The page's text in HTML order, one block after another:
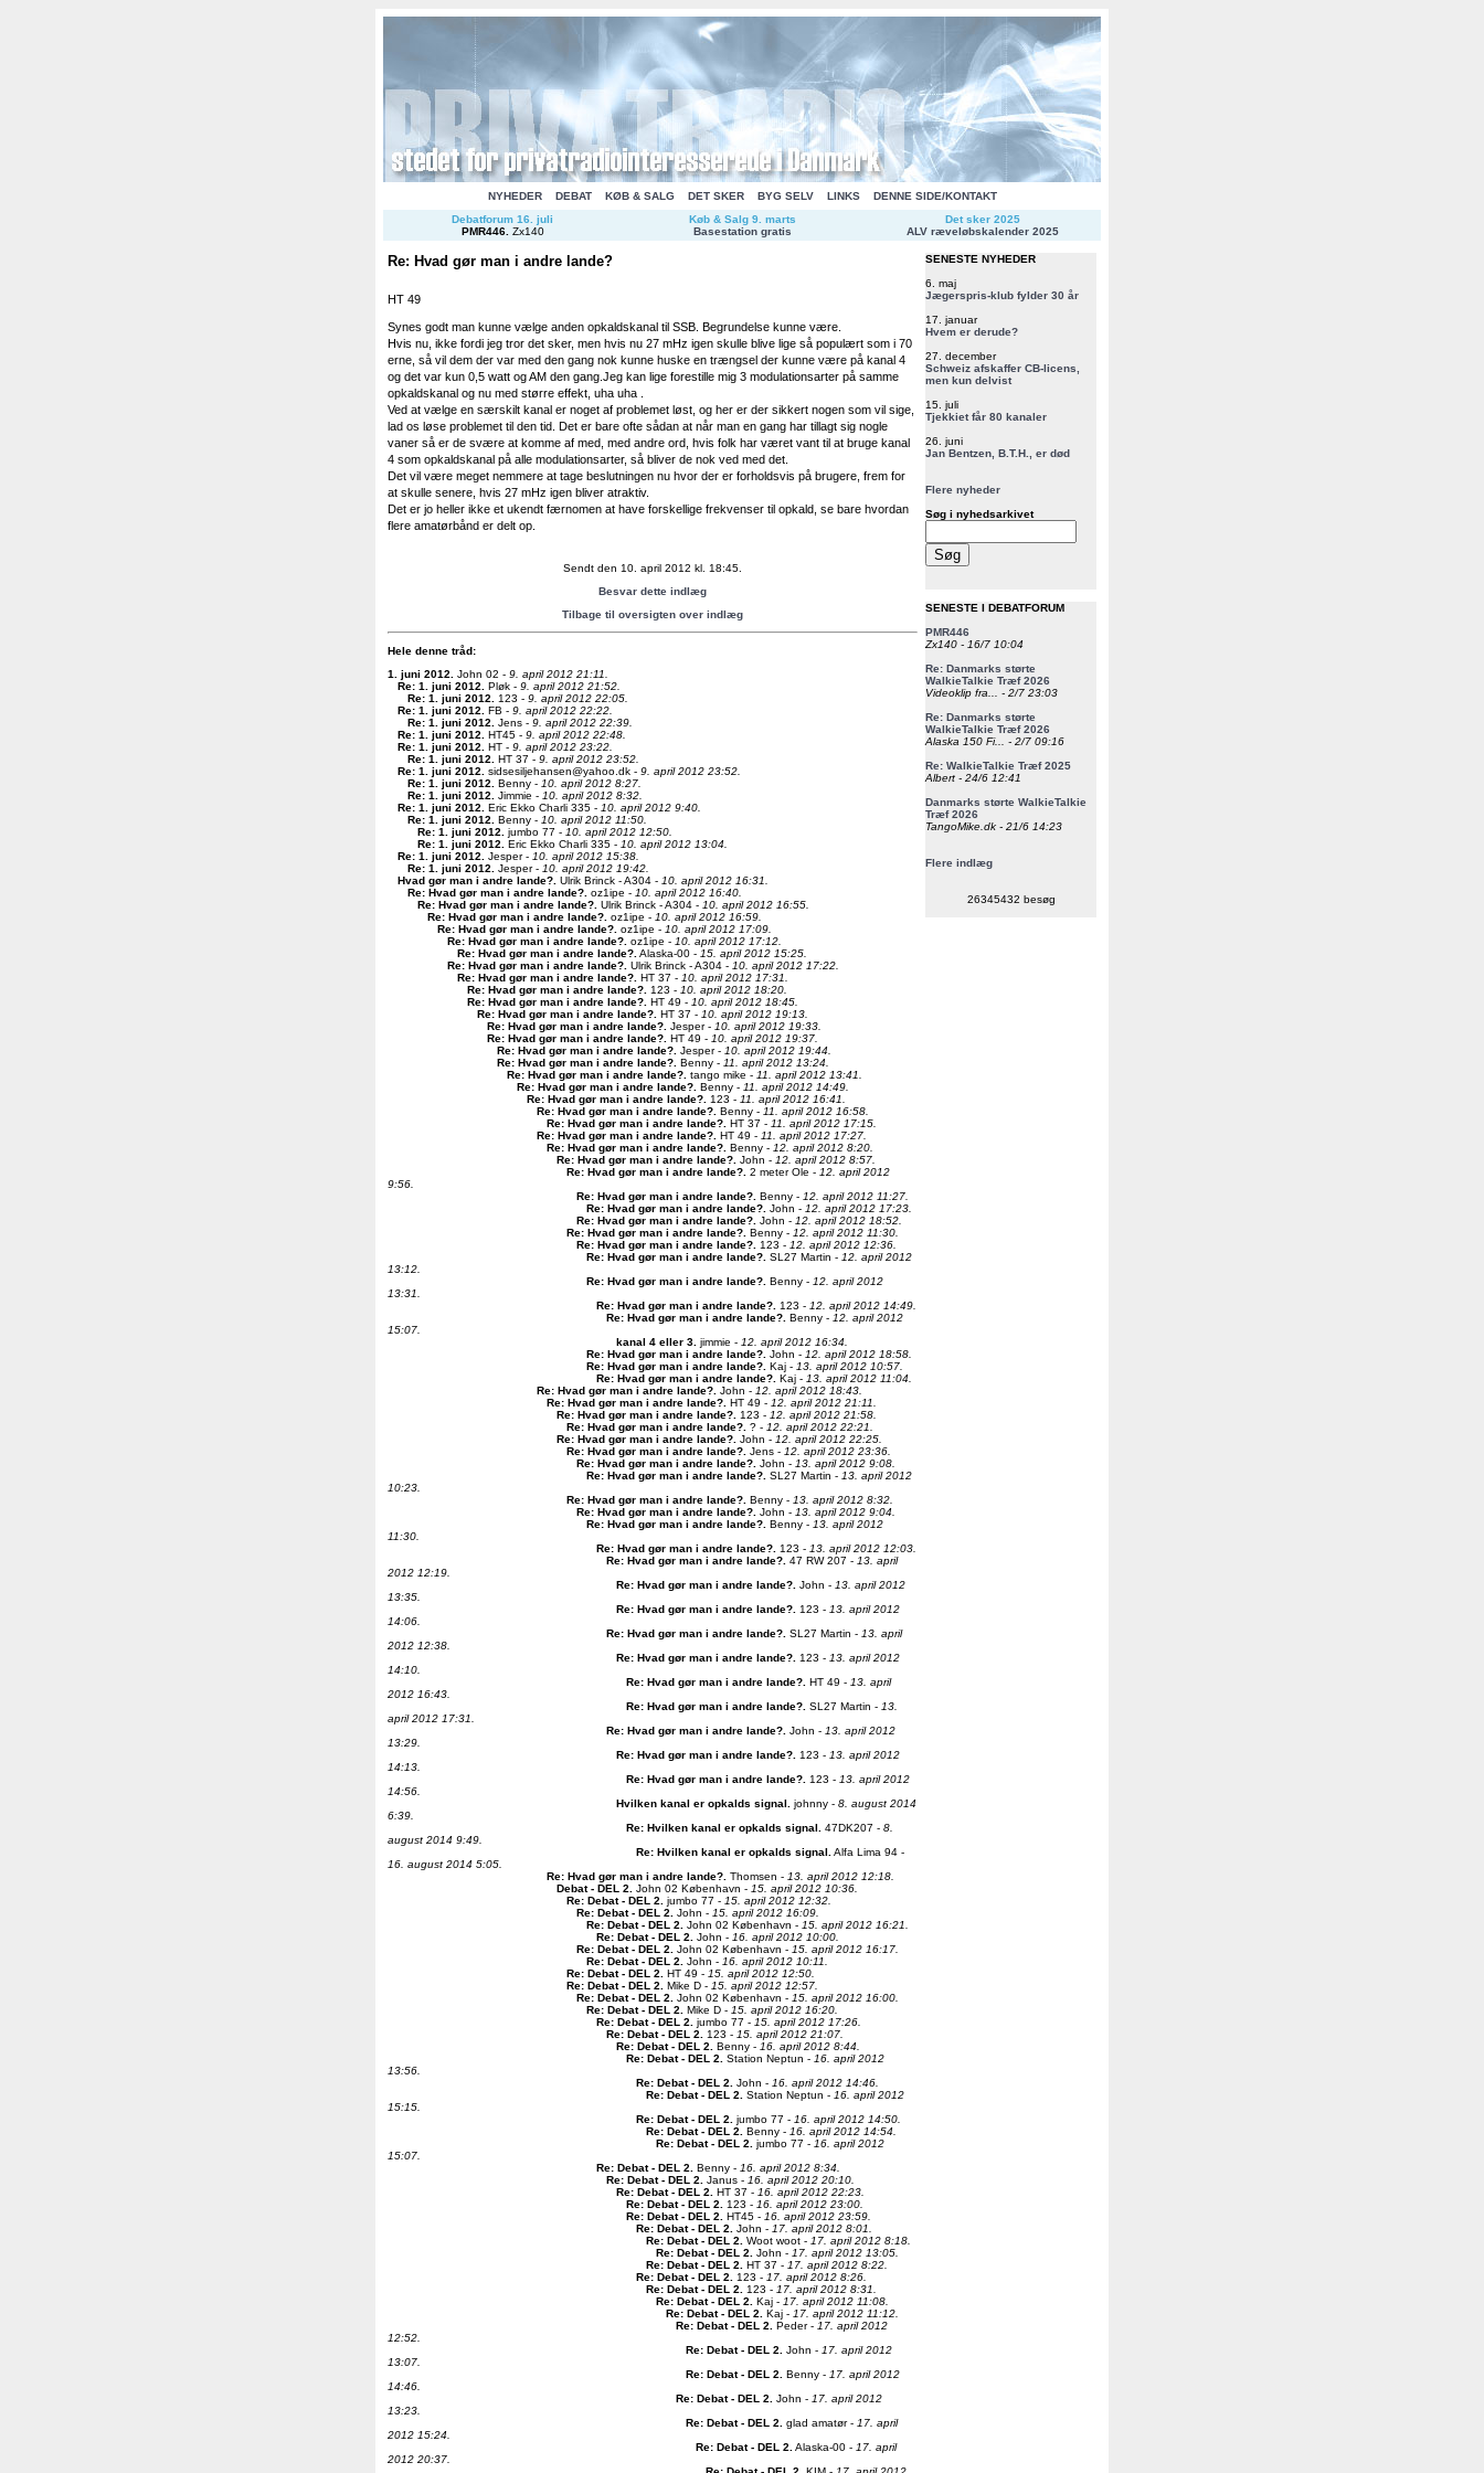
NYHEDER DEBAT KØB & SALG DET SKER BYG SELV LINKS
DENNE SIDE/KONTAKT
Debatforum 16. juli
PMR446. Zx140
Køb & Salg 9. marts
Basestation gratis
Det sker 2025
ALV ræveløbskalender 2025
Re: Hvad gør man i andre lande?
HT 49
Synes godt man kunne vælge anden opkaldskanal til SSB. Begrundelse kunne være.
Hvis nu, ikke fordi jeg tror det sker, men hvis nu 27 mHz igen skulle blive lige så populært som i 70
erne, så vil dem der var med den gang nok kunne huske en trængsel der kunne være på kanal 4
og det var kun 0,5 watt og AM den gang.Jeg kan lige forestille mig 3 modulationsarter på samme
opkaldskanal og nu med større effekt, uha uha .
Ved at vælge en særskilt kanal er noget af problemet løst, og her er der sikkert nogen som vil sige,
lad os løse problemet til den tid. Det er bare ofte sådan at når man en gang har tillagt sig nogle
vaner så er de svære at komme af med, med andre ord, hvis folk har været vant til at bruge kanal
4 som opkaldskanal på alle modulationsarter, så bliver de nok ved med det.
Det vil være meget nemmere at tage beslutningen nu hvor der er forholdsvis på brugere, frem for
at skulle senere, hvis 27 mHz igen bliver atraktiv.
Det er jo heller ikke et ukendt færnomen at have forskellige frekvenser til opkald, se bare hvordan
flere amatørbånd er delt op.
Sendt den 10. april 2012 kl. 18:45.
Besvar dette indlæg
Tilbage til oversigten over indlæg
Hele denne tråd:
1. juni 2012
John 02 - 9. april 2012 21:11.
Re: 1. juni 2012
Pløk - 9. april 2012 21:52.
Re: 1. juni 2012
123 - 9. april 2012 22:05.
Re: 1. juni 2012
FB - 9. april 2012 22:22.
Re: 1. juni 2012
Jens - 9. april 2012 22:39.
Re: 1. juni 2012
HT45 - 9. april 2012 22:48.
Re: 1. juni 2012
HT - 9. april 2012 23:22.
Re: 1. juni 2012
HT 37 - 9. april 2012 23:52.
Re: 1. juni 2012
sidsesiljehansen@yahoo.dk - 9. april 2012 23:52.
Re: 1. juni 2012
Benny - 10. april 2012 8:27.
Re: 1. juni 2012
Jimmie - 10. april 2012 8:32.
Re: 1. juni 2012
Eric Ekko Charli 335 - 10. april 2012 9:40.
Re: 1. juni 2012
Benny - 10. april 2012 11:50.
Re: 1. juni 2012
jumbo 77 - 10. april 2012 12:50.
Re: 1. juni 2012
Eric Ekko Charli 335 - 10. april 2012 13:04.
Re: 1. juni 2012
Jesper - 10. april 2012 15:38.
Re: 1. juni 2012
Jesper - 10. april 2012 19:42.
Hvad gør man i andre lande? Ulrik Brinck - A304 - 10. april 2012 16:31.
Re: Hvad gør man i andre lande? oz1ipe - 10. april 2012 16:40.
Re: Hvad gør man i andre lande? Ulrik Brinck - A304 - 10. april 2012 16:55.
Re: Hvad gør man i andre lande? oz1ipe - 10. april 2012 16:59.
Re: Hvad gør man i andre lande? oz1ipe - 10. april 2012 17:09.
Re: Hvad gør man i andre lande? oz1ipe - 10. april 2012 17:12.
Re: Hvad gør man i andre lande? Alaska-00 - 15. april 2012 15:25.
Re: Hvad gør man i andre lande? Ulrik Brinck - A304 - 10. april 2012 17:22.
Re: Hvad gør man i andre lande? HT 37 - 10. april 2012 17:31.
Re: Hvad gør man i andre lande?
123 - 10. april 2012 18:20.
Re: Hvad gør man i andre lande? HT 49 - 10. april 2012 18:45.
Re: Hvad gør man i andre lande? HT 37 - 10. april 2012 19:13.
Re: Hvad gør man i andre lande? Jesper - 10. april 2012 19:33.
Re: Hvad gør man i andre lande? HT 49 - 10. april 2012 19:37.
Re: Hvad gør man i andre lande? Jesper - 10. april 2012 19:44.
Re: Hvad gør man i andre lande? Benny - 11. april 2012 13:24.
Re: Hvad gør man i andre lande? tango mike - 11. april 2012 13:41.
Re: Hvad gør man i andre lande? Benny - 11. april 2012 14:49.
Re: Hvad gør man i andre lande?
123 - 11. april 2012 16:41.
Re: Hvad gør man i andre lande? Benny - 11. april 2012 16:58.
Re: Hvad gør man i andre lande? HT 37 - 11. april 2012 17:15.
Re: Hvad gør man i andre lande? HT 49 - 11. april 2012 17:27.
Re: Hvad gør man i andre lande? Benny - 12. april 2012 8:20.
Re: Hvad gør man i andre lande? John - 12. april 2012 8:57.
Re: Hvad gør man i andre lande? 2 meter Ole - 12. april 2012
9:56.
Re: Hvad gør man i andre lande? Benny - 12. april 2012 11:27.
Re: Hvad gør man i andre lande? John - 12. april 2012 17:23.
Re: Hvad gør man i andre lande? John - 12. april 2012 18:52.
Re: Hvad gør man i andre lande? Benny - 12. april 2012 11:30.
Re: Hvad gør man i andre lande?
123 - 12. april 2012 12:36.
Re: Hvad gør man i andre lande? SL27 Martin - 12. april 2012
13:12.
Re: Hvad gør man i andre lande? Benny - 12. april 2012
13:31.
Re: Hvad gør man i andre lande?
123 - 12. april 2012 14:49.
Re: Hvad gør man i andre lande? Benny - 12. april 2012
15:07.
kanal 4 eller 3 jimmie - 12. april 2012 16:34.
Re: Hvad gør man i andre lande? John - 12. april 2012 18:58.
Re: Hvad gør man i andre lande? Kaj - 13. april 2012 10:57.
Re: Hvad gør man i andre lande? Kaj - 13. april 2012 11:04.
Re: Hvad gør man i andre lande? John - 12. april 2012 18:43.
Re: Hvad gør man i andre lande? HT 49 - 12. april 2012 21:11.
Re: Hvad gør man i andre lande?
123 - 12. april 2012 21:58.
Re: Hvad gør man i andre lande? ? - 12. april 2012 22:21.
Re: Hvad gør man i andre lande? John - 12. april 2012 22:25.
Re: Hvad gør man i andre lande? Jens - 12. april 2012 23:36.
Re: Hvad gør man i andre lande? John - 13. april 2012 9:08.
Re: Hvad gør man i andre lande? SL27 Martin - 13. april 2012
10:23.
Re: Hvad gør man i andre lande? Benny - 13. april 2012 8:32.
Re: Hvad gør man i andre lande? John - 13. april 2012 9:04.
Re: Hvad gør man i andre lande? Benny - 13. april 2012
11:30.
Re: Hvad gør man i andre lande?
123 - 13. april 2012 12:03.
Re: Hvad gør man i andre lande? 47 RW 207 - 13. april
2012 12:19.
Re: Hvad gør man i andre lande? John - 13. april 2012
13:35.
Re: Hvad gør man i andre lande?
123 - 13. april 2012
14:06.
Re: Hvad gør man i andre lande? SL27 Martin - 13. april
2012 12:38.
Re: Hvad gør man i andre lande?
123 - 13. april 2012
14:10.
Re: Hvad gør man i andre lande? HT 49 - 13. april
2012 16:43.
Re: Hvad gør man i andre lande? SL27 Martin - 13.
april 2012 17:31.
Re: Hvad gør man i andre lande? John - 13. april 2012
13:29.
Re: Hvad gør man i andre lande?
123 - 13. april 2012
14:13.
Re: Hvad gør man i andre lande?
123 - 13. april 2012
14:56.
Hvilken kanal er opkalds signal
johnny - 8. august 2014
6:39.
Re: Hvilken kanal er opkalds signal
47DK207 - 8.
august 2014 9:49.
Re: Hvilken kanal er opkalds signal Alfa Lima 94 -
16. august 2014 5:05.
Re: Hvad gør man i andre lande? Thomsen - 13. april 2012 12:18.
Debat - DEL 2
John 02 København - 15. april 2012 10:36.
Re: Debat - DEL 2
jumbo 77 - 15. april 2012 12:32.
Re: Debat - DEL 2
John - 15. april 2012 16:09.
Re: Debat - DEL 2
John 02 København - 15. april 2012 16:21.
Re: Debat - DEL 2
John - 16. april 2012 10:00.
Re: Debat - DEL 2
John 02 København - 15. april 2012 16:17.
Re: Debat - DEL 2
John - 16. april 2012 10:11.
Re: Debat - DEL 2
HT 49 - 15. april 2012 12:50.
Re: Debat - DEL 2
Mike D - 15. april 2012 12:57.
Re: Debat - DEL 2
John 02 København - 15. april 2012 16:00.
Re: Debat - DEL 2
Mike D - 15. april 2012 16:20.
Re: Debat - DEL 2
jumbo 77 - 15. april 2012 17:26.
Re: Debat - DEL 2
123 - 15. april 2012 21:07.
Re: Debat - DEL 2
Benny - 16. april 2012 8:44.
Re: Debat - DEL 2
Station Neptun - 16. april 2012
13:56.
Re: Debat - DEL 2
John - 16. april 2012 14:46.
Re: Debat - DEL 2
Station Neptun - 16. april 2012
15:15.
Re: Debat - DEL 2
jumbo 77 - 16. april 2012 14:50.
Re: Debat - DEL 2
Benny - 16. april 2012 14:54.
Re: Debat - DEL 2
jumbo 77 - 16. april 2012
15:07.
Re: Debat - DEL 2
Benny - 16. april 2012 8:34.
Re: Debat - DEL 2
Janus - 16. april 2012 20:10.
Re: Debat - DEL 2
HT 37 - 16. april 2012 22:23.
Re: Debat - DEL 2
123 - 16. april 2012 23:00.
Re: Debat - DEL 2
HT45 - 16. april 2012 23:59.
Re: Debat - DEL 2
John - 17. april 2012 8:01.
Re: Debat - DEL 2
Woot woot - 17. april 2012 8:18.
Re: Debat - DEL 2
John - 17. april 2012 13:05.
Re: Debat - DEL 2
HT 37 - 17. april 2012 8:22.
Re: Debat - DEL 2
123 - 17. april 2012 8:26.
Re: Debat - DEL 2
123 - 17. april 2012 8:31.
Re: Debat - DEL 2
Kaj - 17. april 2012 11:08.
Re: Debat - DEL 2
Kaj - 17. april 2012 11:12.
Re: Debat - DEL 2
Peder - 17. april 2012
12:52.
Re: Debat - DEL 2
John - 17. april 2012
13:07.
Re: Debat - DEL 2
Benny - 17. april 2012
14:46.
Re: Debat - DEL 2
John - 17. april 2012
13:23.
Re: Debat - DEL 2
glad amatør - 17. april
2012 15:24.
Re: Debat - DEL 2 Alaska-00 - 17. april
2012 20:37.
SENESTE NYHEDER
6. maj
Jægerspris-klub fylder 30 år
17. januar
Hvem er derude?
27. december
Schweiz afskaffer CB-licens,
men kun delvist
15. juli
Tjekkiet får 80 kanaler
26. juni
Jan Bentzen, B.T.H., er død
Flere nyheder
Søg i nyhedsarkivet
SENESTE I DEBATFORUM
PMR446
Zx140 - 16/7 10:04
Re: Danmarks størte
WalkieTalkie Træf 2026
Videoklip fra... - 2/7 23:03
Re: Danmarks størte
WalkieTalkie Træf 2026
Alaska 150 Fi... - 2/7 09:16
Re: WalkieTalkie Træf 2025
Albert - 24/6 12:41
Danmarks størte WalkieTalkie
Træf 2026
TangoMike.dk - 21/6 14:23
Flere indlæg
26345432 besøg